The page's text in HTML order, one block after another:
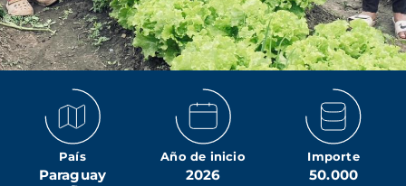
País
Paraguay
Año de inicio
2026
Importe
50.000